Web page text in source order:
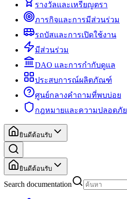
รางวัลและเหรียญตรา
ภารกิจและการมีส่วนร่วม
รถบัสและการเปิดใช้งาน
มีส่วนร่วม
DAO และการกำกับดูแล
ประสบการณ์ผลิตภัณฑ์
ศูนย์กลางคำถามที่พบบ่อย
กฎหมายและความปลอดภัย
ยินดีต้อนรับ
ยินดีต้อนรับ
Search documentation